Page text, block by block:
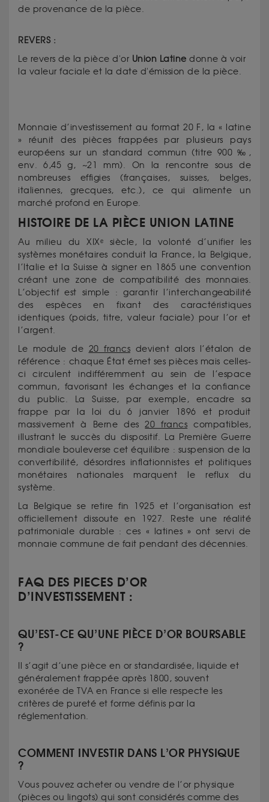
de provenance de la pièce.
REVERS :
Le revers de la pièce d'or Union Latine donne à voir
la valeur faciale et la date d'émission de la pièce.
Monnaie d’investissement au format 20 F, la « latine
» réunit des pièces frappées par plusieurs pays
européens sur un standard commun (titre 900 ‰,
env. 6,45 g, ~21 mm). On la rencontre sous de
nombreuses effigies (françaises, suisses, belges,
italiennes, grecques, etc.), ce qui alimente un
marché profond en Europe.
HISTOIRE DE LA PIÈCE UNION LATINE
Au milieu du XIXᵉ siècle, la volonté d’unifier les
systèmes monétaires conduit la France, la Belgique,
l’Italie et la Suisse à signer en 1865 une convention
créant une zone de compatibilité des monnaies.
L’objectif est simple : garantir l’interchangeabilité
des espèces en fixant des caractéristiques
identiques (poids, titre, valeur faciale) pour l’or et
l’argent.
Le module de 20 francs devient alors l’étalon de
référence : chaque État émet ses pièces mais celles-
ci circulent indifféremment au sein de l’espace
commun, favorisant les échanges et la confiance
du public. La Suisse, par exemple, encadre sa
frappe par la loi du 6 janvier 1896 et produit
massivement à Berne des20 francs compatibles,
illustrant le succès du dispositif. La Première Guerre
mondiale bouleverse cet équilibre : suspension de la
convertibilité, désordres inflationnistes et politiques
monétaires nationales marquent le reflux du
système.
La Belgique se retire fin 1925 et l’organisation est
officiellement dissoute en 1927. Reste une réalité
patrimoniale durable : ces « latines » ont servi de
monnaie commune de fait pendant des décennies.
FAQ DES PIECES D’OR
D’INVESTISSEMENT :
QU’EST-CE QU’UNE PIÈCE D’OR BOURSABLE
?
Il s’agit d’une pièce en or standardisée, liquide et
généralement frappée après 1800, souvent
exonérée de TVA en France si elle respecte les
critères de pureté et forme définis par la
réglementation.
COMMENT INVESTIR DANS L’OR PHYSIQUE
?
Vous pouvez acheter ou vendre de l’or physique
(pièces ou lingots) qui sont considérés comme des